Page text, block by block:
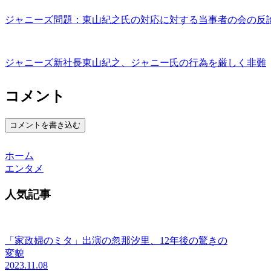
ジャニーズ問題：東山紀之氏の対応に対する当事者の会の反
ジャニーズ新社長東山紀之、ジャニー氏の行為を厳しく非難
コメント
コメントを書き込む
ホーム
エンタメ
人気記事
「家政婦のミタ」出演の忽那汐里、12年後の驚きの
変貌
2023.11.08